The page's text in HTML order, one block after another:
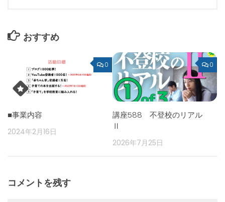
おすすめ
0
■事業内容
2024年2月16日
0
講座588 不登校のリアル
Ⅱ
2026年7月25日
コメントを残す